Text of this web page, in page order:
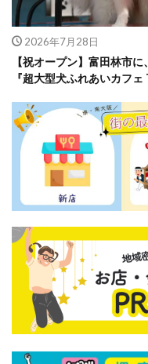
2026年7月28日
【祝オープン】富田林市
『超大型犬ふれあいカフェ